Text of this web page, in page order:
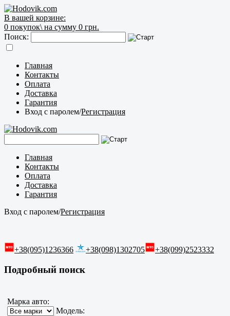
В вашей корзине:
0 покупок\ на сумму 0 грн.
Поиск:
Главная
Контакты
Оплата
Доставка
Гарантия
Вход с паролем/Регистрация
Главная
Контакты
Оплата
Доставка
Гарантия
Вход с паролем/Регистрация
+38(095)1236366 +38(098)1302705 +38(099)2523332
Подробный поиск
Марка авто:
Модель: